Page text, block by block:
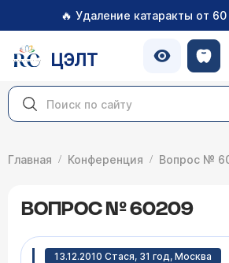
🔥 Удаление катаракты от
ЦЭЛТ
Главная Конференция Вопрос №
ВОПРОС № 60209
13.12.2010 Стася, 31 год, Москва